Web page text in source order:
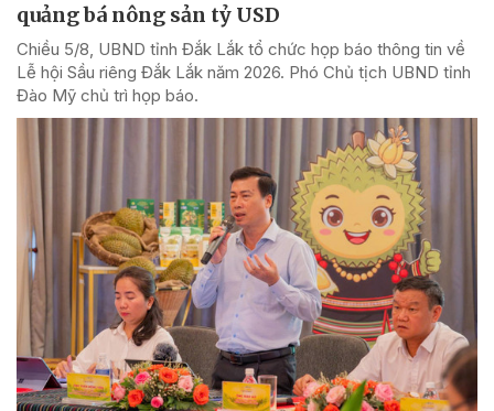
quảng bá nông sản tỷ USD
Chiều 5/8, UBND tỉnh Đắk Lắk tổ chức họp báo thông tin về
Lễ hội Sầu riêng Đắk Lắk năm 2026. Phó Chủ tịch UBND tỉnh
Đào Mỹ chủ trì họp báo.